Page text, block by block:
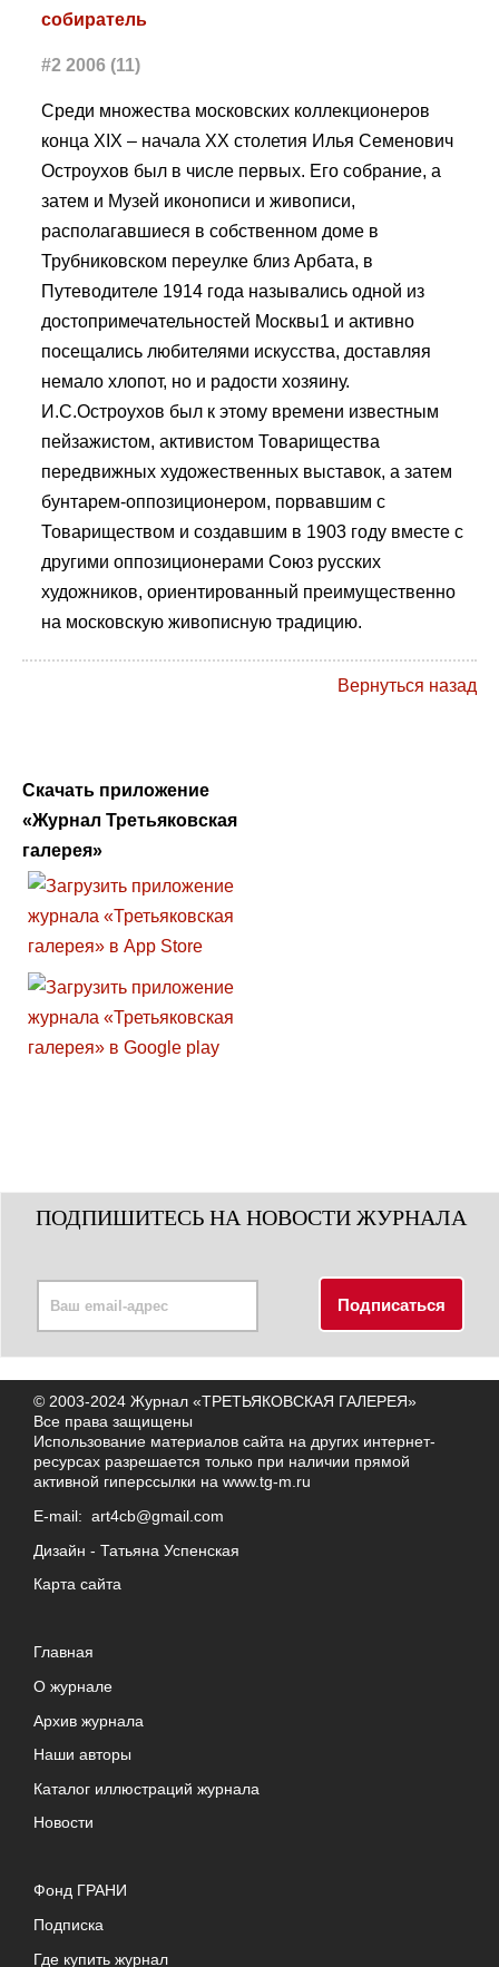
собиратель
#2 2006 (11)
Среди множества московских коллекционеров
конца XIX – начала XX столетия Илья Семенович
Остроухов был в числе первых. Его собрание, а
затем и Музей иконописи и живописи,
располагавшиеся в собственном доме в
Трубниковском переулке близ Арбата, в
Путеводителе 1914 года назывались одной из
достопримечательностей Москвы1 и активно
посещались любителями искусства, доставляя
немало хлопот, но и радости хозяину.
И.С.Остроухов был к этому времени известным
пейзажистом, активистом Товарищества
передвижных художественных выставок, а затем
бунтарем-оппозиционером, порвавшим с
Товариществом и создавшим в 1903 году вместе с
другими оппозиционерами Союз русских
художников, ориентированный преимущественно
на московскую живописную традицию.
Вернуться назад
Скачать приложение
«Журнал Третьяковская
галерея»
ПОДПИШИТЕСЬ НА НОВОСТИ ЖУРНАЛА
© 2003-2024 Журнал «ТРЕТЬЯКОВСКАЯ ГАЛЕРЕЯ»
Все права защищены
Использование материалов сайта на других интернет-
ресурсах разрешается только при наличии прямой
активной гиперссылки на www.tg-m.ru
E-mail: art4cb@gmail.com
Дизайн - Татьяна Успенская
Карта сайта
Главная
О журнале
Архив журнала
Наши авторы
Каталог иллюстраций журнала
Новости
Фонд ГРАНИ
Подписка
Где купить журнал